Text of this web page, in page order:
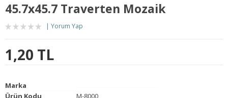
45.7x45.7 Traverten Mozaik
Yorum Yap
1,20 TL
Marka
Ürün Kodu
M-8000